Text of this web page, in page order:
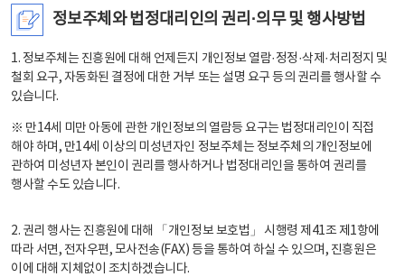
정보주체와 법정대리인의 권리·의무 및 행사방법
1. 정보주체는 진흥원에 대해 언제든지 개인정보 열람·정정·삭제·처리정지 및
철회 요구, 자동화된 결정에 대한 거부 또는 설명 요구 등의 권리를 행사할 수
있습니다.
※ 만14세 미만 아동에 관한 개인정보의 열람등 요구는 법정대리인이 직접
해야 하며, 만14세 이상의 미성년자인 정보주체는 정보주체의 개인정보에
관하여 미성년자 본인이 권리를 행사하거나 법정대리인을 통하여 권리를
행사할 수도 있습니다.
2. 권리 행사는 진흥원에 대해 「개인정보 보호법」 시행령 제41조 제1항에
따라 서면, 전자우편, 모사전송(FAX) 등을 통하여 하실 수 있으며, 진흥원은
이에 대해 지체없이 조치하겠습니다.